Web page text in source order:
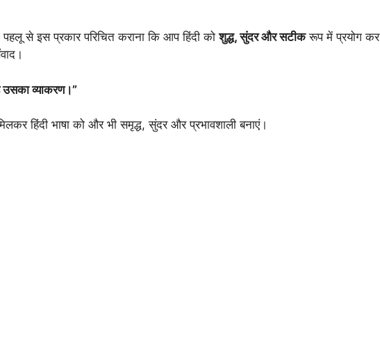
से इस प्रकार परिचित कराना कि आप हिंदी कोशुद्ध, सुंदर और सटीकरूप में प्रयोग कर
उसका व्याकरण।”
हिंदी भाषा को और भी समृद्ध, सुंदर और प्रभावशाली बनाएं।